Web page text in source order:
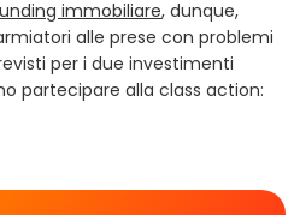
immobiliare, dunque,
alle prese con problemi
per i due investimenti
partecipare alla class action: